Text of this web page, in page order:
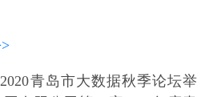
青岛市大数据秋季论坛举